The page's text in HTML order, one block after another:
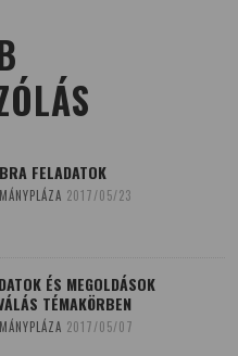
FELADATOK
2017/05/23
ÉS MEGOLDÁSOK
TÉMAKÖRBEN
2017/05/07